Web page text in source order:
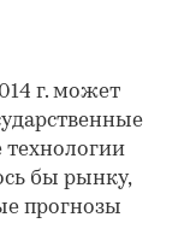
г. может
бы рынку,
прогнозы